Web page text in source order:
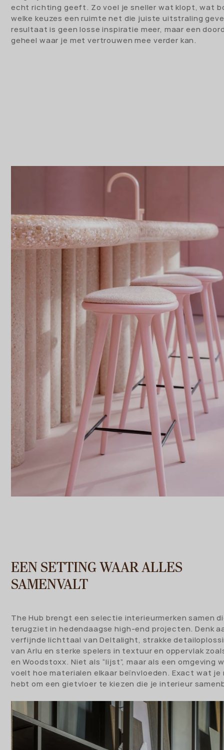
echt richting geeft. Zo voel je sneller wat klopt, wat
welke keuzes een ruimte net die juiste uitstraling
resultaat is geen losse inspiratie meer, maar een
geheel waar je met vertrouwen mee verder kan.
EEN SETTING WAAR ALLES
SAMENVALT
The Hub brengt een selectie interieurmerken samen
terugziet in hedendaagse high-end projecten. Denk
verfijnde lichttaal van Deltalight, strakke
van Arlu en sterke spelers in textuur en oppervlak
en Woodstoxx. Niet als “lijst”, maar als een omgeving
voelt hoe materialen elkaar beïnvloeden. Exact wat je
hebt om een gietvloer te kiezen die je interieur